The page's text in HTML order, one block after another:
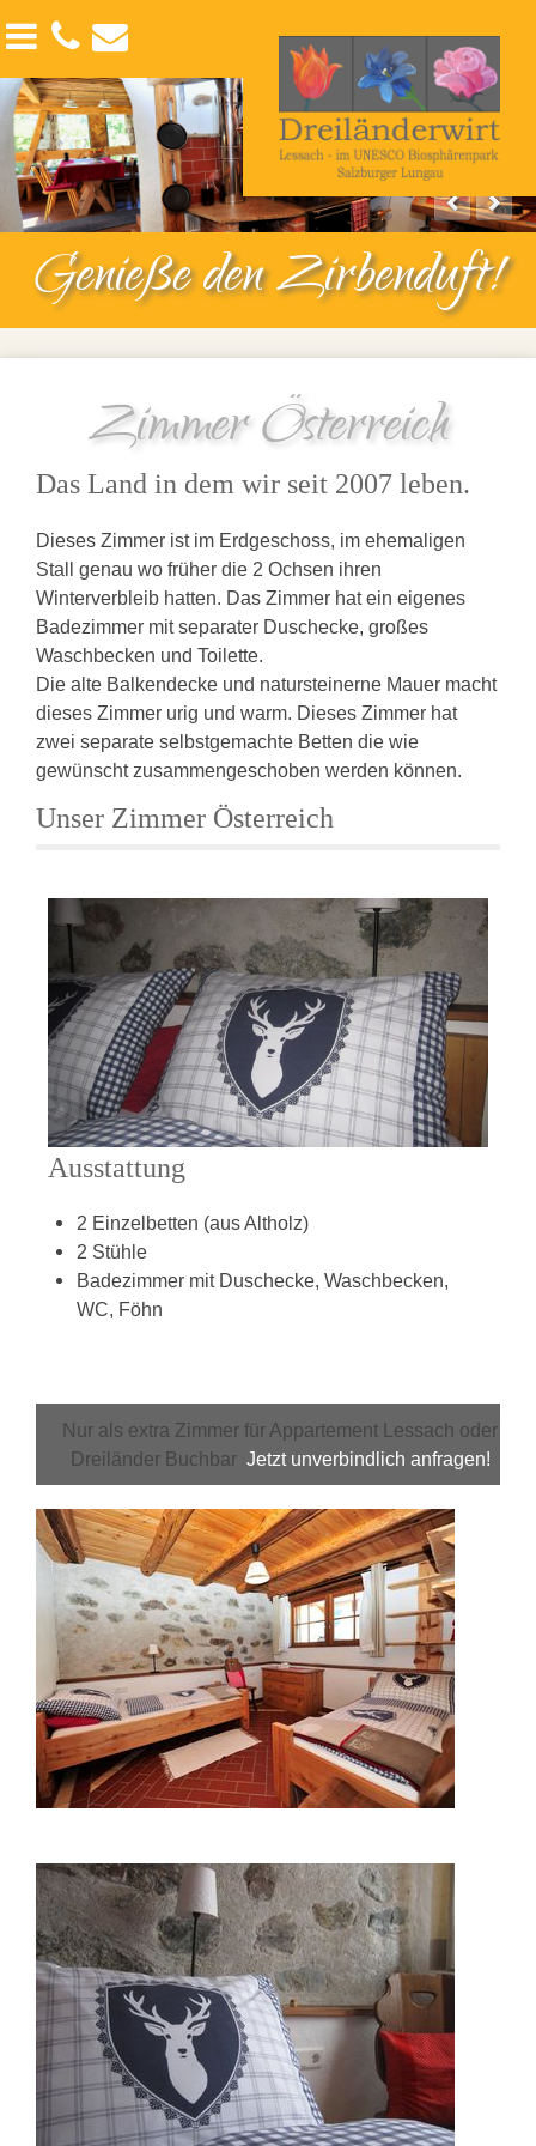
Genieße den Zirbenduft!
Zimmer Österreich
Das Land in dem wir seit 2007 leben.
Dieses Zimmer ist im Erdgeschoss, im ehemaligen
Stall genau wo früher die 2 Ochsen ihren
Winterverbleib hatten. Das Zimmer hat ein eigenes
Badezimmer mit separater Duschecke, großes
Waschbecken und Toilette.
Die alte Balkendecke und natursteinerne Mauer macht
dieses Zimmer urig und warm. Dieses Zimmer hat
zwei separate selbstgemachte Betten die wie
gewünscht zusammengeschoben werden können.
Unser Zimmer Österreich
Ausstattung
2 Einzelbetten (aus Altholz)
2 Stühle
Badezimmer mit Duschecke, Waschbecken,
WC, Föhn
Nur als extra Zimmer für Appartement Lessach oder
Dreiländer Buchbar Jetzt unverbindlich anfragen!
Interessante Films
Sommerurlaub
Winterurlaub
Seminars & Workshops
Links
Anreise-Abreise
Impressum
Datenschutzerklärung
Suche